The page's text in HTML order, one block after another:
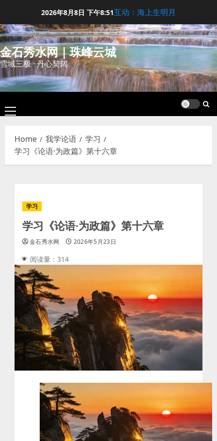
content
2026年8月8日 下午8:51互动：海上生明月
金石秀水网｜珠峰云城
雪域三极 · 丹心契阔
Primary
Menu
Home 我学论语
学习
学习《论语·为政篇》第十六章
学习
学习《论语·为政篇》第十六章
金石秀水网 2026年5月23日
阅读量：314